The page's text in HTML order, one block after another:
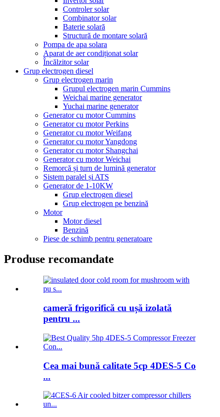
Controler solar
Combinator solar
Baterie solară
Structură de montare solară
Pompa de apa solara
Aparat de aer condiționat solar
Încălzitor solar
Grup electrogen diesel
Grup electrogen marin
Grupul electrogen marin Cummins
Weichai marine generator
Yuchai marine generator
Generator cu motor Cummins
Generator cu motor Perkins
Generator cu motor Weifang
Generator cu motor Yangdong
Generator cu motor Shangchai
Generator cu motor Weichai
Remorcă și turn de lumină generator
Sistem paralel și ATS
Generator de 1-10KW
Grup electrogen diesel
Grup electrogen pe benzină
Motor
Motor diesel
Benzină
Piese de schimb pentru generatoare
Produse recomandate
cameră frigorifică cu ușă izolată
pentru ...
Cea mai bună calitate 5cp 4DES-5 Co
...